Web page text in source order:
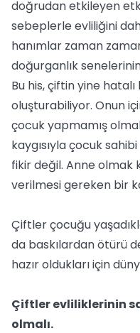
doğrudan etkileyen
sebeplerle evliliğini
hanımlar zaman
doğurganlık
Bu his, çiftin yine
oluşturabiliyor. Onun
çocuk yapmamış
kaygısıyla çocuk
fikir değil. Anne olmak
verilmesi gereken bir
Çiftler çocuğu
da baskılardan ötürü
hazır oldukları için
Çiftler evliliklerinin
olmalı.